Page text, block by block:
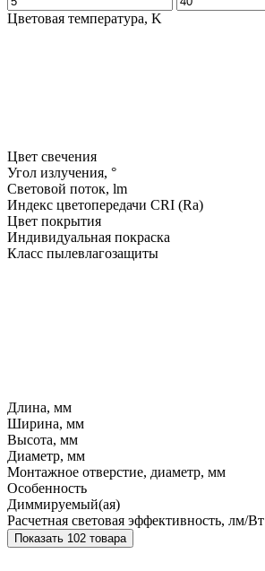
Цветовая температура, K
Цвет свечения
Угол излучения, °
Световой поток, lm
Индекс цветопередачи CRI (Ra)
Цвет покрытия
Индивидуальная покраска
Класс пылевлагозащиты
Длина, мм
Ширина, мм
Высота, мм
Диаметр, мм
Монтажное отверстие, диаметр, мм
Особенность
Диммируемый(ая)
Расчетная световая эффективность, лм/Вт
Показать 102 товара